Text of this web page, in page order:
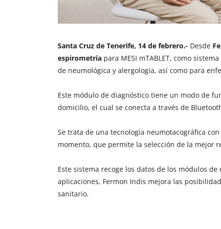
Santa Cruz de Tenerife, 14 de febrero.- Desde
espirometría para MESI mTABLET, como
de neumológica y alergología, así como para
Este módulo de diagnóstico tiene un modo de
domicilio, el cual se conecta a través de
Se trata de una tecnología neumotacográfica
momento, que permite la selección de la mejor
Este sistema recoge los datos de los módulos
aplicaciones, Fermon Indis mejora las
sanitario.